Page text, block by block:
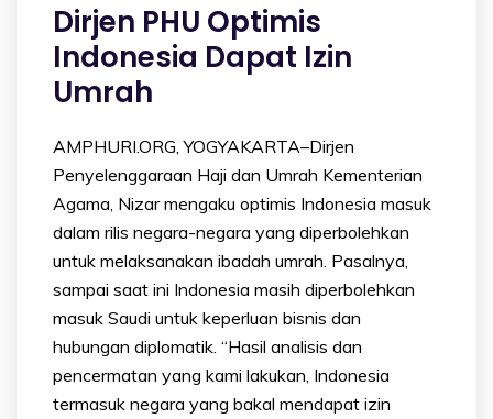
Dirjen PHU Optimis
Indonesia Dapat Izin
Umrah
AMPHURI.ORG, YOGYAKARTA–Dirjen
Penyelenggaraan Haji dan Umrah Kementerian
Agama, Nizar mengaku optimis Indonesia masuk
dalam rilis negara-negara yang diperbolehkan
untuk melaksanakan ibadah umrah. Pasalnya,
sampai saat ini Indonesia masih diperbolehkan
masuk Saudi untuk keperluan bisnis dan
hubungan diplomatik. “Hasil analisis dan
pencermatan yang kami lakukan, Indonesia
termasuk negara yang bakal mendapat izin